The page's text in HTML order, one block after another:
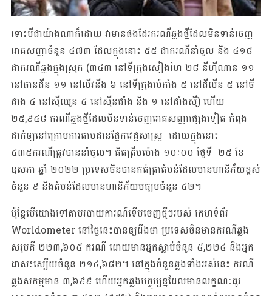
ទោះបីជាយ៉ាងណាក៏ដោយ វាមានផងដែរករណីឆ្លងថ្មីដែលមិនទាន់ចេញ
រោគសញ្ញាចំនួន ៤៧៣ ដែលក្នុងនោះ ៥៥ ជាករណីនាំចូល និង ៤១៨
ជាករណីឆ្លងក្នុងស្រុក (៣៤៣ នៅទីក្រុងសៀងហៃ ២៨ នីហ៊ីណាន ១១
នៅធានជីន ១១ នៅលីវនីង ៦ នៅទីក្រុងប៉េកាំង ៥ នៅជីលីន ៥ នៅចី
ជាង ៤ នៅស៊ីឈួន ៤ នៅស៊ីនជាំង និង ១ នៅជាំងស៊ី) ហើយ
២៥,៩៤៨ ករណីឆ្លងថ្មីដែលមិនទាន់ចេញរោគសញ្ញាផ្សេងទៀត កំពុង
ដាក់ឲ្យនៅក្រោមការតាមដានផ្នែកវេជ្ជសាស្ត្រ ដោយក្នុងនោះ
៤៣៥ករណីត្រូវបាននាំចូល។ គិតត្រឹមម៉ោង ១០ៈ០០ ថ្ងៃទី ២៥ ខែ
ឧសភា ឆ្នាំ ២០២២ ប្រទេសចិនបានកត់ត្រាតំបន់ដែលមានហានិភ័យខ្ពស់
ចំនួន ៩ និងតំបន់ដែលមានហានិភ័យមធ្យមចំនួន ៤២។
ប៉ុន្តែបើយោងទៅតាមរបាយការណ៍ទើបចេញថ្មីៗរបស់ គេហទំព័រ
Worldometer នៅថ្ងៃនេះបានឲ្យដឹងថា ប្រទេសចិនមានករណីឆ្លង
សរុបគឺ ២២៣,៦០៥ ករណី ដោយមានអ្នកស្លាប់ចំនួន ៥,២២៤ និងអ្នក
ជាសះស្បើយចំនួន ២១៤,៦៨២។ នៅក្នុងចំនួនឆ្លងទាំងអស់នេះ ករណី
ឆ្លងសកម្មមាន ៣,៦៩៩ ហើយអ្នកឆ្លងបច្ចុប្បន្នដែលមានលក្ខណៈធូរ